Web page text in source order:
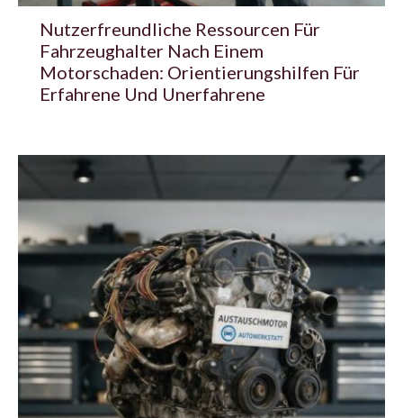
Nutzerfreundliche Ressourcen Für
Fahrzeughalter Nach Einem
Motorschaden: Orientierungshilfen Für
Erfahrene Und Unerfahrene